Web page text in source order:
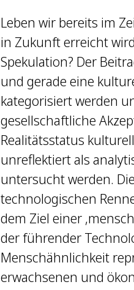
Leben wir bereits im
in Zukunft erreicht
Spekulation? Der
und gerade eine
kategorisiert werden
gesellschaftliche
Realitätsstatus
unreflektiert als
untersucht werden.
technologischen
dem Ziel einer
der führender
Menschähnlichkeit
erwachsenen und